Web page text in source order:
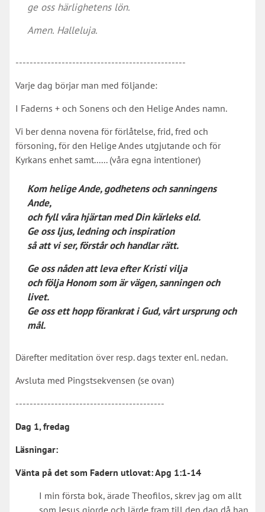
ge oss härlighetens lön.
Amen. Halleluja.
------------------------------------------------
Varje dag börjar man med följande:
I Faderns + och Sonens och den Helige Andes namn.
Vi ber denna novena för förlåtelse, frid, fred och
försoning, för den Helige Andes utgjutande och för
Kyrkans enhet samt...... (våra egna intentioner)
Kom helige Ande, godhetens och sanningens
Ande,
och fyll våra hjärtan med Din kärleks eld.
Ge oss ljus, ledning och inspiration
så att vi ser, förstår och handlar rätt.
Ge oss nåden att leva efter Kristi vilja
och följa Honom som är vägen, sanningen och
livet.
Ge oss ett hopp förankrat i Gud, vårt ursprung och
mål.
Därefter meditation över resp. dags texter enl. nedan.
Avsluta med Pingstsekvensen (se ovan)
------------------------------------------
Dag 1, fredag
Läsningar:
Vänta på det som Fadern utlovat:Apg 1:1-14
I min första bok, ärade Theofilos, skrev jag om allt
som Jesus gjorde och lärde fram till den dag då han